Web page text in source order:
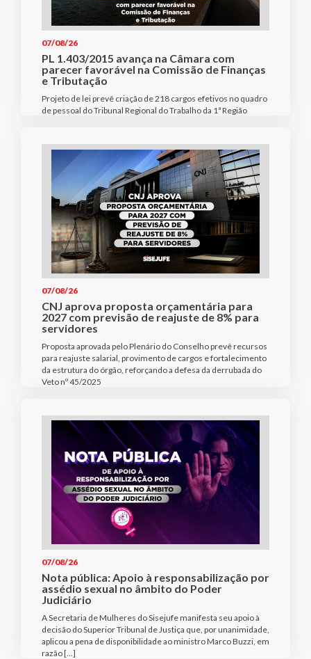
07/08/26
PL 1.403/2015 avança na Câmara com
parecer favorável na Comissão de Finanças
e Tributação
Projeto de lei prevê criação de 218 cargos efetivos no quadro
de pessoal do Tribunal Regional do Trabalho da 1ª Região
07/08/26
CNJ aprova proposta orçamentária para
2027 com previsão de reajuste de 8% para
servidores
Proposta aprovada pelo Plenário do Conselho prevê recursos
para reajuste salarial, provimento de cargos e fortalecimento
da estrutura do órgão, reforçando a defesa da derrubada do
Veto nº 45/2025
07/08/26
Nota pública: Apoio à responsabilização por
assédio sexual no âmbito do Poder
Judiciário
A Secretaria de Mulheres do Sisejufe manifesta seu apoio à
decisão do Superior Tribunal de Justiça que, por unanimidade,
aplicou a pena de disponibilidade ao ministro Marco Buzzi, em
razão […]